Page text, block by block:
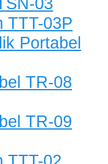
TTT-03P
Portabel
TR-08
TR-09